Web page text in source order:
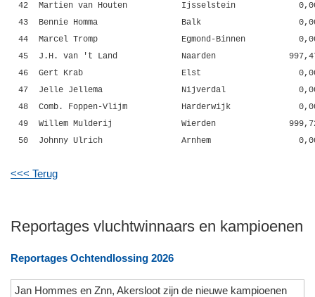
42
Martien van Houten Ijsselstein
43
Bennie Homma Balk
44
Marcel Tromp Egmond-Binnen
45
J.H. van 't Land Naarden
46
Gert Krab Elst
47
Jelle Jellema Nijverdal
48
Comb. Foppen-Vlijm Harderwijk
49
Willem Mulderij Wierden
50
Johnny Ulrich Arnhem
<<< Terug
Reportages vluchtwinnaars en kampioenen
Reportages Ochtendlossing 2026
Jan Hommes en Znn, Akersloot zijn de nieuwe kampioenen